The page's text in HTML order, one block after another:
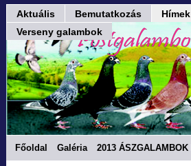
Aktuális Bemutatkozás Hímek
Verseny galambok
Főoldal Galéria 2013